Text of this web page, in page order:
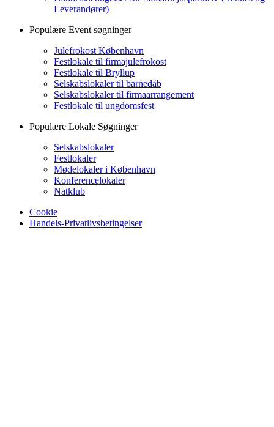
Leverandører)
Populære Event søgninger
Julefrokost København
Festlokale til firmajulefrokost
Festlokale til Bryllup
Selskabslokaler til barnedåb
Selskabslokaler til firmaarrangement
Festlokale til ungdomsfest
Populære Lokale Søgninger
Selskabslokaler
Festlokaler
Mødelokaler i København
Konferencelokaler
Natklub
Cookie
Handels-Privatlivsbetingelser